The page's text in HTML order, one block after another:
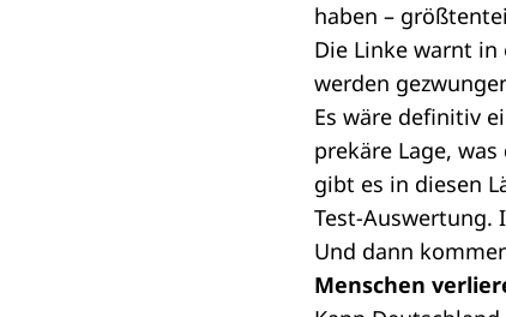
haben –
Die Linke warnt in
werden
Es wäre definitiv
prekäre Lage,
gibt es in diesen
Test-Auswertung.
Und dann
Menschen